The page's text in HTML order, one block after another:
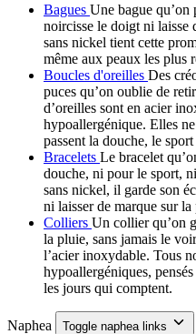
Bagues Une bague qu’on
noircisse le doigt ni laisse
sans nickel tient cette
même aux peaux les plus
Boucles d'oreilles Des
puces qu’on oublie de
d’oreilles sont en acier
hypoallergénique. Elles
passent la douche, le
Bracelets Le bracelet
douche, ni pour le sport,
sans nickel, il garde son
ni laisser de marque sur la
Colliers Un collier qu’on
la pluie, sans jamais le
l’acier inoxydable. Tous
hypoallergéniques,
les jours qui comptent.
Naphea Toggle naphea links